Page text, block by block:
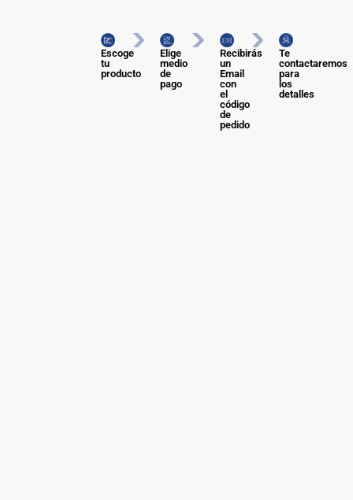
Escoge
tu
producto
Elige
medio
de
pago
Recibirás
un
Email
con
el
código
de
pedido
Te
contactaremos
para
los
detalles